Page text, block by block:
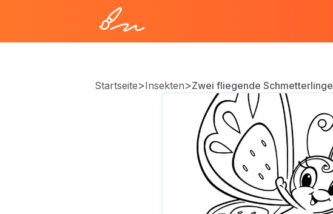
Startseite>Insekten>Zwei fliegende Schmetterlinge